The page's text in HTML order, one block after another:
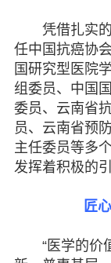
凭借扎实的
任中国抗癌协
国研究型医院
组委员、中国
委员、云南省
员、云南省预
主任委员等多
发挥着积极的
匠
“医学的价值